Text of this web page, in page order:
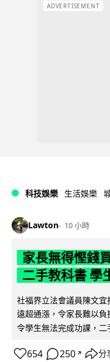
ADVERTISEMENT
科技娛樂 生活娛樂
Lawton 10 小時
家長無得慳錢
二手教科書 學
社福界立法會議員陳文
遠超通漲，令家長難以負
令學生無法完成功課，二
654 250 ↗ 分